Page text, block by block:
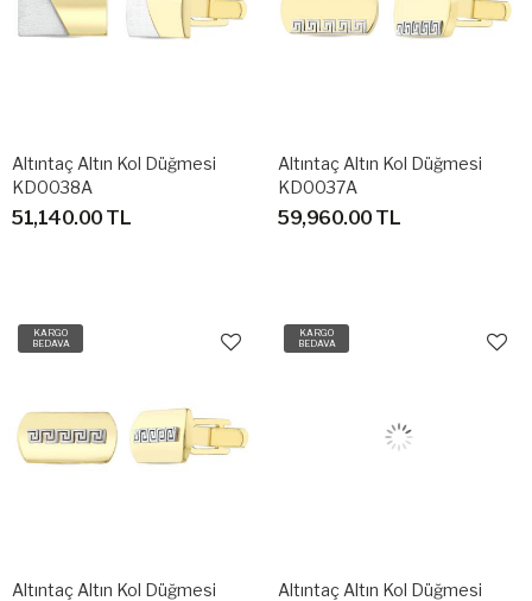
Altıntaç Altın Kol Düğmesi
KD0038A
51,140.00 TL
Altıntaç Altın Kol Düğmesi
KD0037A
59,960.00 TL
KARGO
BEDAVA
Altıntaç Altın Kol Düğmesi
KARGO
BEDAVA
Altıntaç Altın Kol Düğmesi